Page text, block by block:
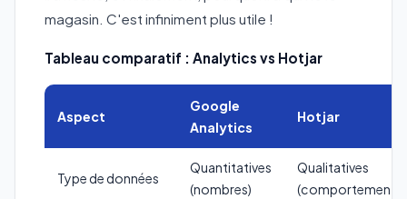
magasin. C'est infiniment plus utile !
Tableau comparatif : Analytics vs Hotjar
Aspect
Google
Analytics
Hotjar
Type de données
Quantitatives
(nombres)
Qualitatives
(comportement)